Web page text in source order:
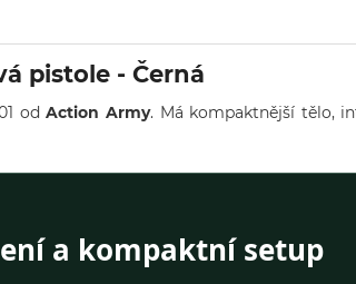
pistole - Černá
odAction Army. Má kompaktnější tělo,
a kompaktní setup